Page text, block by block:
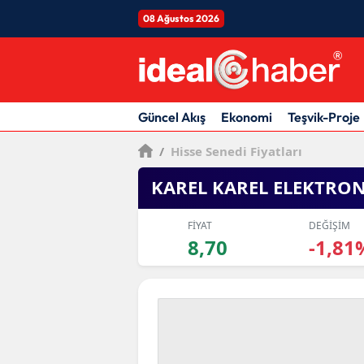
08 Ağustos 2026
Güncel Akış Ekonomi Teşvik-Proje
/ Hisse Senedi Fiyatları
KAREL KAREL
FİYAT
8,70
DEĞİŞİM
-